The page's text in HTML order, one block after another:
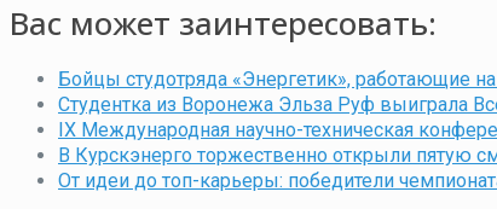
Вас может заинтересовать:
Бойцы студотряда «Энергетик», работающие
Студентка из Воронежа Эльза Руф выиграла
IX Международная научно-техническая
В Курскэнерго торжественно открыли пятую
От идеи до топ-карьеры: победители